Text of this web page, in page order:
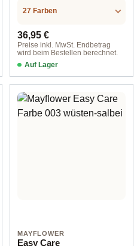
.LABEL.MATERI
27 Farben
Regulärer Preis:
36,95 €
Preise inkl. MwSt. Endbetrag
wird beim Bestellen berechnet.
Auf Lager
Farbe 004 zartes rosa/salbei/olive/
MAYFLOWER
Easy Care